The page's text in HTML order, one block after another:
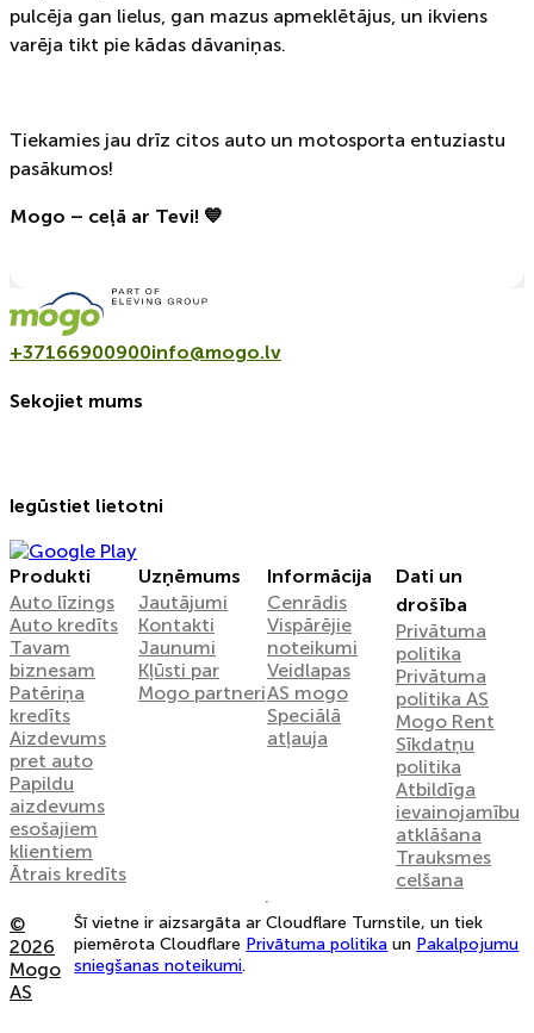
pulcēja gan lielus, gan mazus apmeklētājus, un ikviens
varēja tikt pie kādas dāvaniņas.
Tiekamies jau drīz citos auto un motosporta entuziastu
pasākumos!
Mogo – ceļā ar Tevi! 💙
+37166900900info@mogo.lv
Sekojiet mums
Iegūstiet lietotni
Produkti
Auto līzings
Auto kredīts
Tavam
biznesam
Patēriņa
kredīts
Aizdevums
pret auto
Papildu
aizdevums
esošajiem
klientiem
Ātrais kredīts
Uzņēmums
Jautājumi
Kontakti
Jaunumi
Kļūsti par
Mogo partneri
Informācija
Cenrādis
Vispārējie
noteikumi
Veidlapas
AS mogo
Speciālā
atļauja
Dati un
drošība
Privātuma
politika
Privātuma
politika AS
Mogo Rent
Sīkdatņu
politika
Atbildīga
ievainojamību
atklāšana
Trauksmes
celšana
©
2026
Mogo
AS
Šī vietne ir aizsargāta ar Cloudflare Turnstile, un tiek
piemērota Cloudflare Privātuma politika un Pakalpojumu
sniegšanas noteikumi.